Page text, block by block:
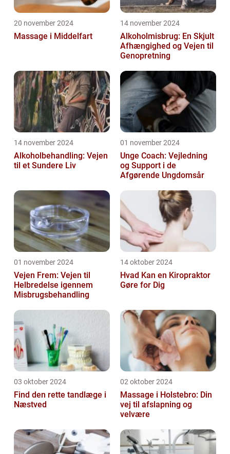
20 november 2024
Massage i Middelfart
14 november 2024
Alkoholmisbrug: En Skjult
Afhængighed og Vejen til
Genopretning
14 november 2024
Alkoholbehandling: Vejen
til et Sundere Liv
01 november 2024
Unge Coach: Vejledning
og Support i de
Afgørende Ungdomsår
01 november 2024
Vejen Frem: Vejen til
Helbredelse igennem
Misbrugsbehandling
14 oktober 2024
Hvad Kan en Kiropraktor
Gøre for Dig
03 oktober 2024
Find den rette tandlæge i
Næstved
02 oktober 2024
Massage i Holstebro: Din
vej til afslapning og
velvære